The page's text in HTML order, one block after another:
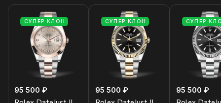
СУПЕР КЛОН
95 500 ₽
СУПЕР КЛОН
95 500 ₽
СУПЕР
95 500 ₽